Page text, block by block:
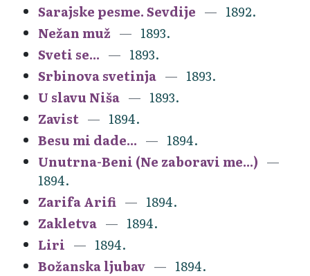
Sarajske pesme. Sevdije
1892.
Nežan muž
1893.
Sveti se...
1893.
Srbinova svetinja
1893.
U slavu Niša
1893.
Zavist
1894.
Besu mi dade...
1894.
Unutrna-Beni (Ne zaboravi me...)
1894.
Zarifa Arifi
1894.
Zakletva
1894.
Liri
1894.
Božanska ljubav
1894.